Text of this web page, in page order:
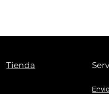
Tienda